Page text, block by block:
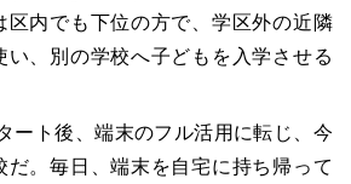
区内でも下位の方で、学区外の近隣
い、別の学校へ子どもを入学させる
ート後、端末のフル活用に転じ、今
だ。毎日、端末を自宅に持ち帰って